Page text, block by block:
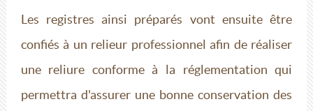
Les registres ainsi préparés vont ensuite être
confiés à un relieur professionnel afin de réaliser
une reliure conforme à la réglementation qui
permettra d'assurer une bonne conservation des